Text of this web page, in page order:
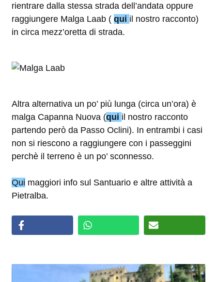
rientrare dalla stessa strada dell’andata oppure
raggiungere Malga Laab ( qui il nostro racconto)
in circa mezz’oretta di strada.
Altra alternativa un po’ più lunga (circa un’ora) è
malga Capanna Nuova (qui il nostro racconto
partendo però da Passo Oclini). In entrambi i casi
non si riescono a raggiungere con i passeggini
perchè il terreno è un po’ sconnesso.
Qui maggiori info sul Santuario e altre attività a
Pietralba.